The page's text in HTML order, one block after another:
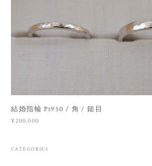
結婚指輪 Pt950 / 角 / 鎚目
¥200,000
CATEGORIES